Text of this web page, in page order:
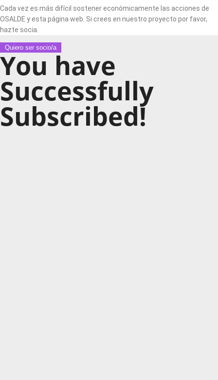
Cada vez es más difícil sostener económicamente las acciones de
OSALDE y esta página web. Si crees en nuestro proyecto por favor,
hazte socia.
Quiero ser socio/a
You have
Successfully
Subscribed!